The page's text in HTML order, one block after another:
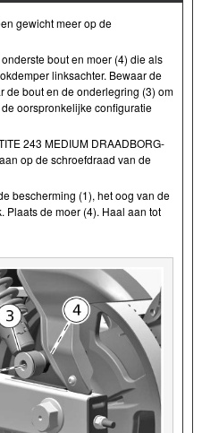
gewicht meer op de
bout en moer (4) die als
linksachter. Bewaar de
de bout en de onderlegring (3) om
oorspronkelijke configuratie
243 MEDIUM DRAADBORG-
op de schroefdraad van de
bescherming (1), het oog van de
Plaats de moer (4). Haal aan tot